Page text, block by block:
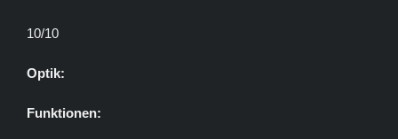
10/10
Optik:
Funktionen: